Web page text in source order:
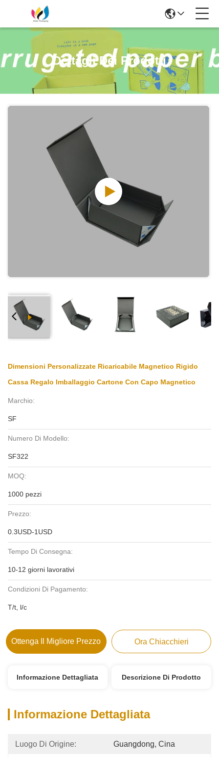
Dettagli Dei Prodotti
Dimensioni Personalizzate Ricaricabile Magnetico Rigido
Cassa Regalo Imballaggio Cartone Con Capo Magnetico
Marchio:
SF
Numero Di Modello:
SF322
MOQ:
1000 pezzi
Prezzo:
0.3USD-1USD
Tempo Di Consegna:
10-12 giorni lavorativi
Condizioni Di Pagamento:
T/t, l/c
Ottenga Il Migliore Prezzo Ora Chiacchieri
Informazione Dettagliata Descrizione Di Prodotto
Informazione Dettagliata
Luogo Di Origine: Guangdong, Cina